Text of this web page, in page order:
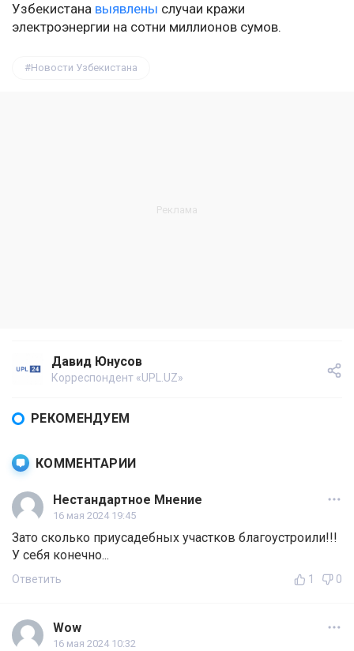
Узбекистана выявлены случаи кражи
электроэнергии на сотни миллионов сумов.
Новости Узбекистана
Давид Юнусов
Корреспондент «UPL.UZ»
РЕКОМЕНДУЕМ
КОММЕНТАРИИ
Нестандартное Мнение
16 мая 2024 19:45
Зато сколько приусадебных участков благоустроили!!!
У себя конечно...
Ответить 1 0
Wow
16 мая 2024 10:32